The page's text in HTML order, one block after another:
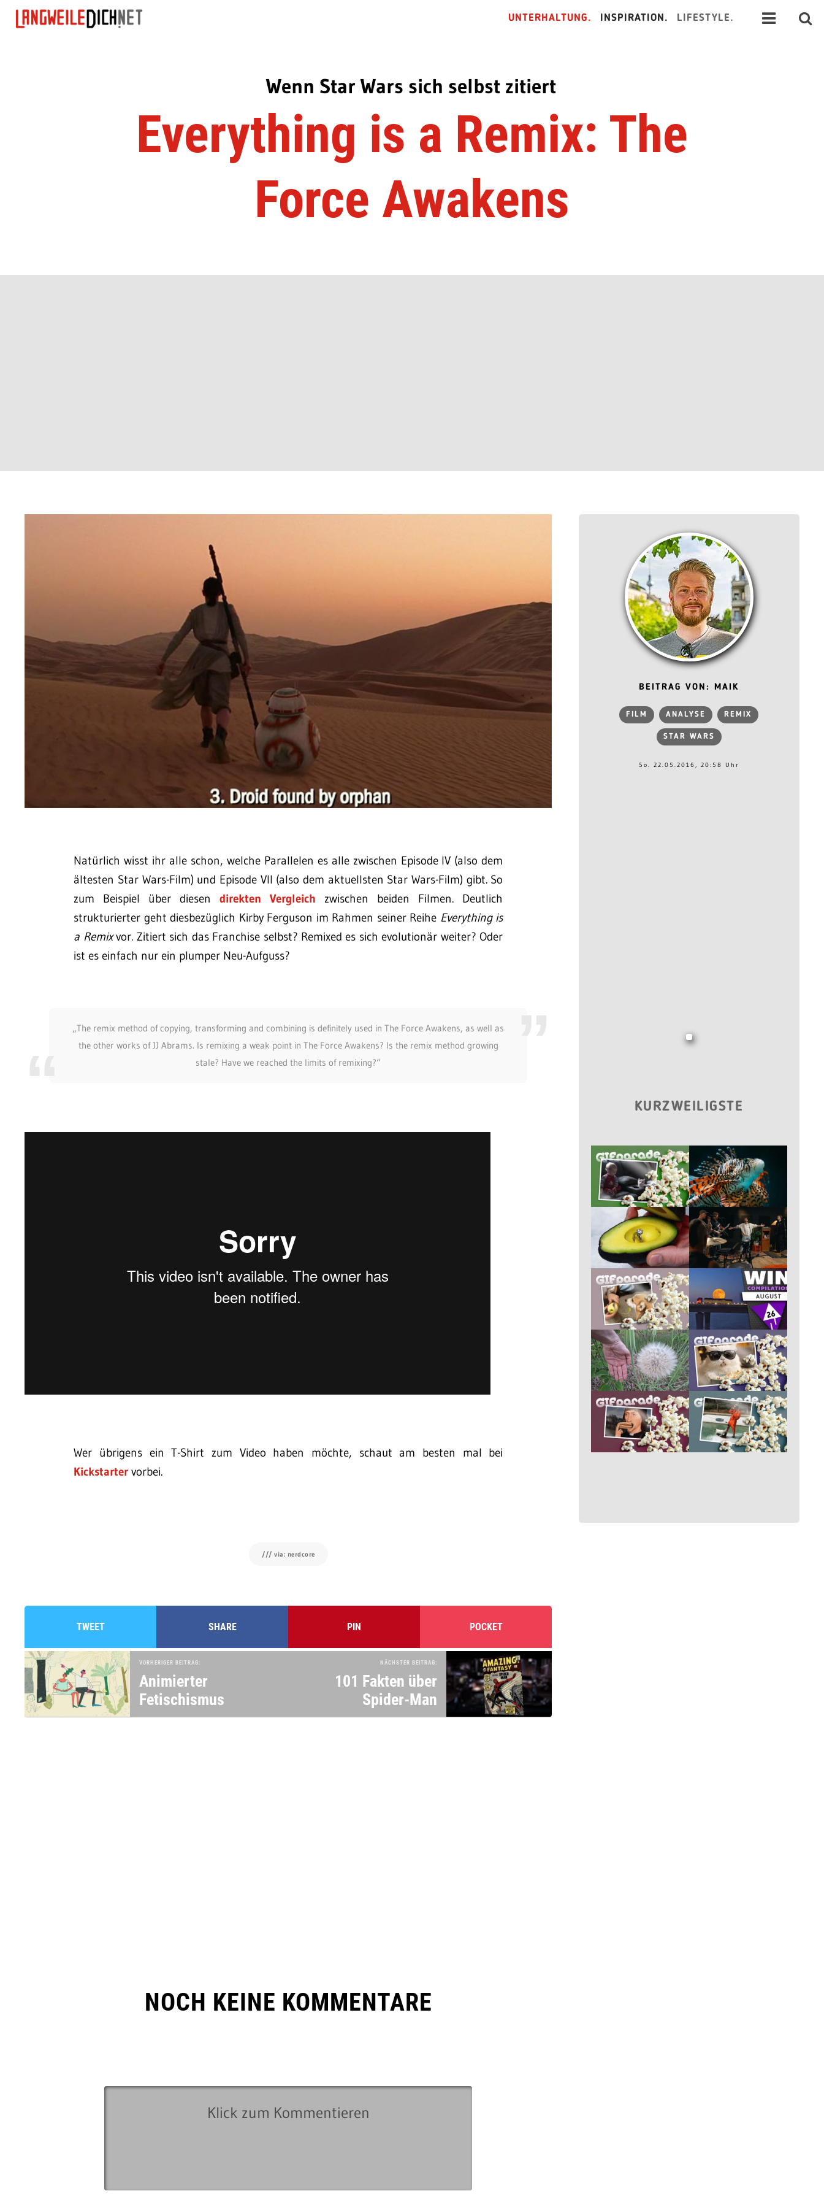
UNTERHALTUNG. INSPIRATION. LIFESTYLE.
Wenn Star Wars sich selbst zitiert
Everything is a Remix: The
Force Awakens
Natürlich wisst ihr alle schon, welche Parallelen es alle zwischen Episode IV (also dem
ältesten Star Wars-Film) und Episode VII (also dem aktuellsten Star Wars-Film) gibt. So
zum Beispiel über diesendirekten Vergleich zwischen beiden Filmen. Deutlich
strukturierter geht diesbezüglich Kirby Ferguson im Rahmen seiner Reihe Everything is
a Remixvor. Zitiert sich das Franchise selbst? Remixed es sich evolutionär weiter? Oder
ist es einfach nur ein plumper Neu-Aufguss?
„The remix method of copying, transforming and combining is definitely used in The Force Awakens, as well as
the other works of JJ Abrams. Is remixing a weak point in The Force Awakens? Is the remix method growing
stale? Have we reached the limits of remixing?“
Wer übrigens ein T-Shirt zum Video haben möchte, schaut am besten mal bei
Kickstarter vorbei.
/// via: nerdcore
TWEET SHARE PIN POCKET
VORHERIGER BEITRAG:
Animierter
Fetischismus
NÄCHSTER BEITRAG:
101 Fakten über
Spider-Man
NOCH KEINE KOMMENTARE
BEITRAG VON: MAIK
FILM ANALYSE REMIX
STAR WARS
So. 22.05.2016, 20:58 Uhr
KURZWEILIGSTE